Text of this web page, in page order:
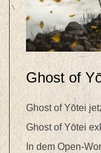
Ghost of
Ghost of Yōtei
Ghost of Yōtei
In dem Open-